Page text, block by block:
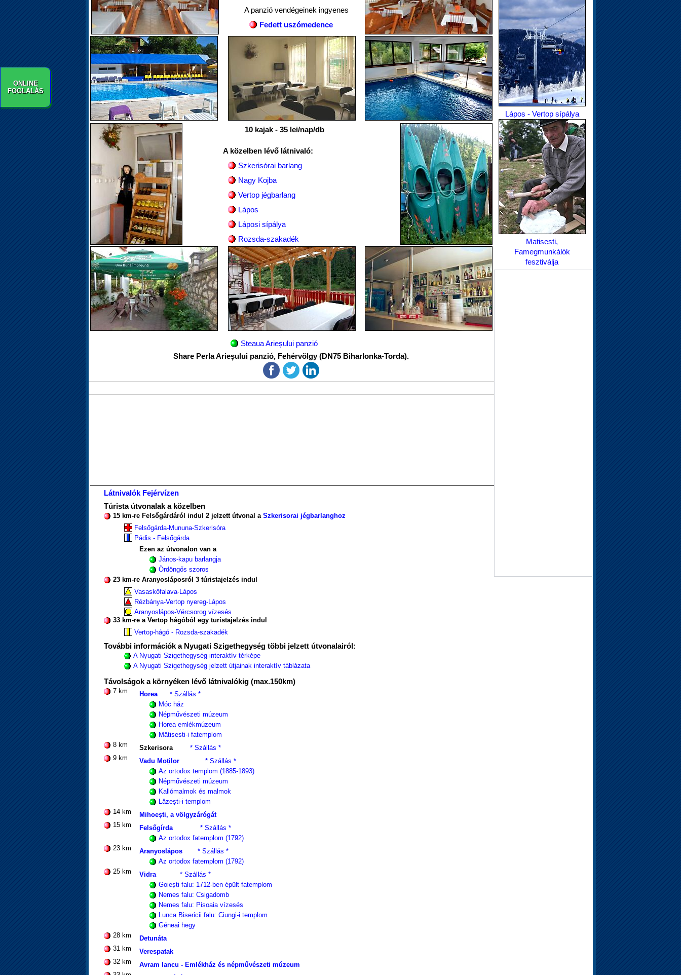
ONLINE
FOGLALÁS
A panzió vendégeinek ingyenes
Fedett uszómedence
10 kajak - 35 lei/nap/db
A közelben lévő látnivaló:
Szkerisórai barlang
Nagy Kojba
Vertop jégbarlang
Lápos
Láposi sípálya
Rozsda-szakadék
Steaua Arieșului panzió
Lápos - Vertop sípálya
Matisesti,
Famegmunkálók
fesztiválja
Share Perla Arieșului panzió, Fehérvölgy (DN75 Biharlonka-Torda).
Látnivalók Fejérvízen
Túrista útvonalak a közelben
15 km-re Felsőgárdáról indul 2 jelzett útvonal a Szkerisorai jégbarlanghoz
Felsőgárda-Mununa-Szkerisóra
Pádis - Felsőgárda
Ezen az útvonalon van a
János-kapu barlangja
Ördöngős szoros
23 km-re Aranyosláposról 3 túristajelzés indul
Vasaskőfalava-Lápos
Rézbánya-Vertop nyereg-Lápos
Aranyoslápos-Vércsorog vízesés
33 km-re a Vertop hágóból egy turistajelzés indul
Vertop-hágó - Rozsda-szakadék
További információk a Nyugati Szigethegység többi jelzett útvonalairól:
A Nyugati Szigethegység interaktív térképe
A Nyugati Szigethegység jelzett útjainak interaktív táblázata
Távolságok a környéken lévő látnivalókig (max.150km)
7 km Horea
* Szállás *
Móc ház
Népművészeti múzeum
Horea emlékmúzeum
Mătisesti-i fatemplom
8 km
Szkerisora
* Szállás *
9 km
Vadu Moților
* Szállás *
Az ortodox templom (1885-1893)
Népművészeti múzeum
Kallómalmok és malmok
Lăzești-i templom
14 km
Mihoești, a völgyzárógát
15 km
Felsőgírda
* Szállás *
Az ortodox fatemplom (1792)
23 km
Aranyoslápos
* Szállás *
Az ortodox fatemplom (1792)
25 km
Vidra
* Szállás *
Goiești falu: 1712-ben épült fatemplom
Nemes falu: Csigadomb
Nemes falu: Pisoaia vízesés
Lunca Bisericii falu: Ciungi-i templom
Géneai hegy
28 km
Detunáta
31 km
Verespatak
32 km
Avram Iancu - Emlékház és népművészeti múzeum